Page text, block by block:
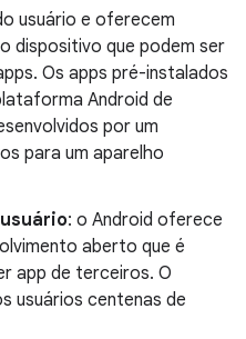
usuário e oferecem
dispositivo que podem ser
Os apps pré-instalados
Android de
por um
para um aparelho
: o Android oferece
aberto que é
app de terceiros. O
usuários centenas de